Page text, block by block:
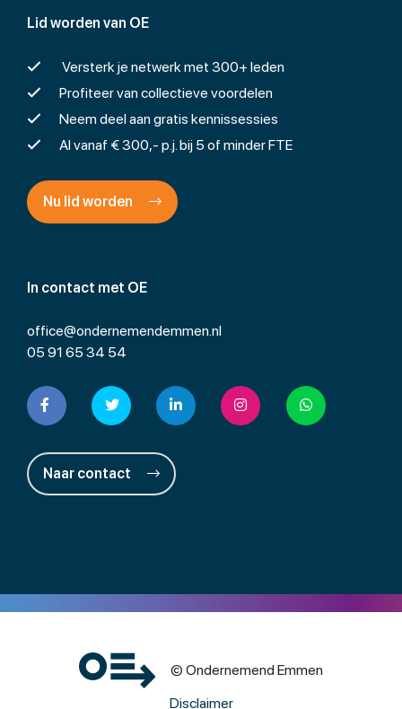
In contact met OE
office@ondernemendemmen.nl
05 91 65 34 54
Naar contact
Lid worden van OE
Versterk je netwerk met 300+ leden
Profiteer van collectieve voordelen
Neem deel aan gratis kennissessies
Al vanaf € 300,- p.j. bij 5 of minder FTE
Nu lid worden
© Ondernemend Emmen
Disclaimer